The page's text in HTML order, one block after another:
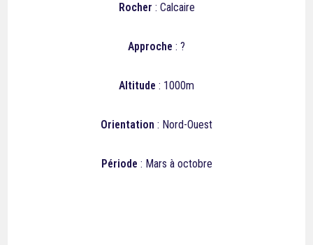
Rocher : Calcaire
Approche : ?
Altitude : 1000m
Orientation : Nord-Ouest
Période : Mars à octobre